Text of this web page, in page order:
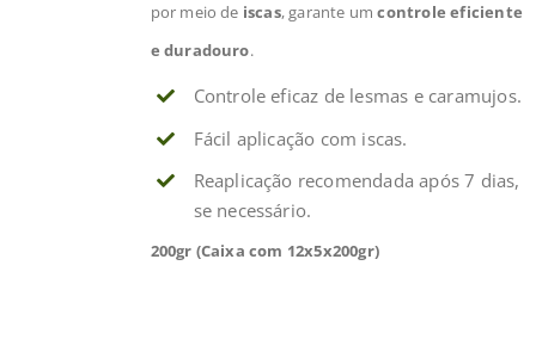
por meio de iscas, garante umcontrole eficiente
e duradouro.
Controle eficaz de lesmas e caramujos.
Fácil aplicação com iscas.
Reaplicação recomendada após 7 dias,
se necessário.
200gr (Caixa com 12x5x200gr)